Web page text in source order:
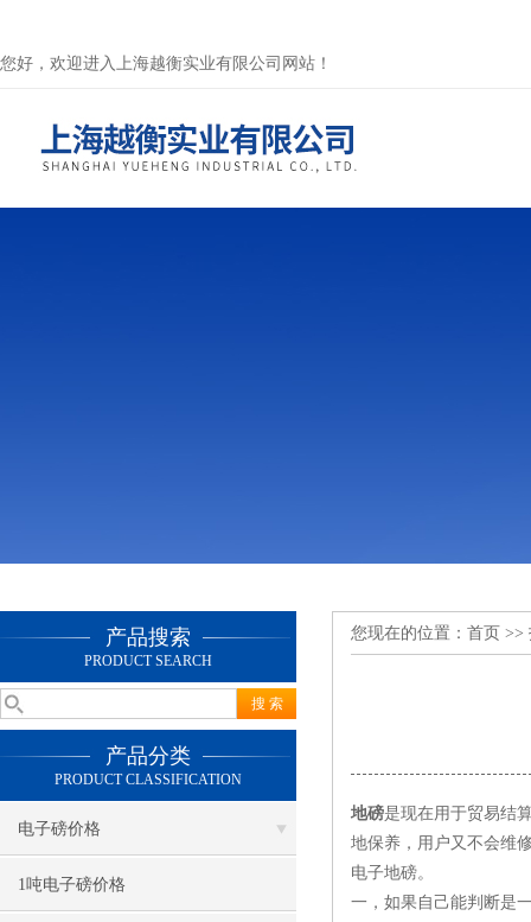
您好，欢迎进入上海越衡实业有限公司网站！
产品搜索
PRODUCT SEARCH
产品分类
PRODUCT CLASSIFICATION
电子磅价格
1吨电子磅价格
您现在的位置： 首页 >>
地磅是现在用于贸易结
地保养，用户又不会维
电子地磅。
一，如果自己能判断是